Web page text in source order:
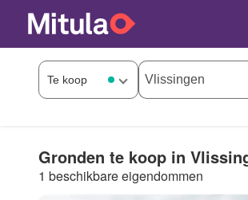
Gronden te koop in
1 beschikbare eigendommen